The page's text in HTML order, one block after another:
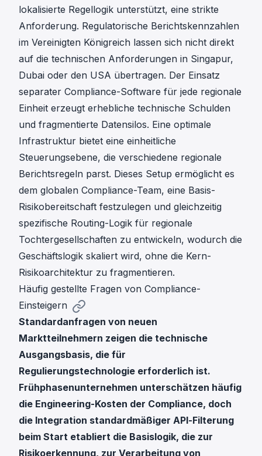
lokalisierte Regellogik unterstützt, eine strikte
Anforderung. Regulatorische Berichtskennzahlen
im Vereinigten Königreich lassen sich nicht direkt
auf die technischen Anforderungen in Singapur,
Dubai oder den USA übertragen. Der Einsatz
separater Compliance-Software für jede regionale
Einheit erzeugt erhebliche technische Schulden
und fragmentierte Datensilos. Eine optimale
Infrastruktur bietet eine einheitliche
Steuerungsebene, die verschiedene regionale
Berichtsregeln parst. Dieses Setup ermöglicht es
dem globalen Compliance-Team, eine Basis-
Risikobereitschaft festzulegen und gleichzeitig
spezifische Routing-Logik für regionale
Tochtergesellschaften zu entwickeln, wodurch die
Geschäftslogik skaliert wird, ohne die Kern-
Risikoarchitektur zu fragmentieren.
Häufig gestellte Fragen von Compliance-
Einsteigern
Standardanfragen von neuen
Marktteilnehmern zeigen die technische
Ausgangsbasis, die für
Regulierungstechnologie erforderlich ist.
Frühphasenunternehmen unterschätzen häufig
die Engineering-Kosten der Compliance, doch
die Integration standardmäßiger API-Filterung
beim Start etabliert die Basislogik, die zur
Risikoerkennung, zur Verarbeitung von